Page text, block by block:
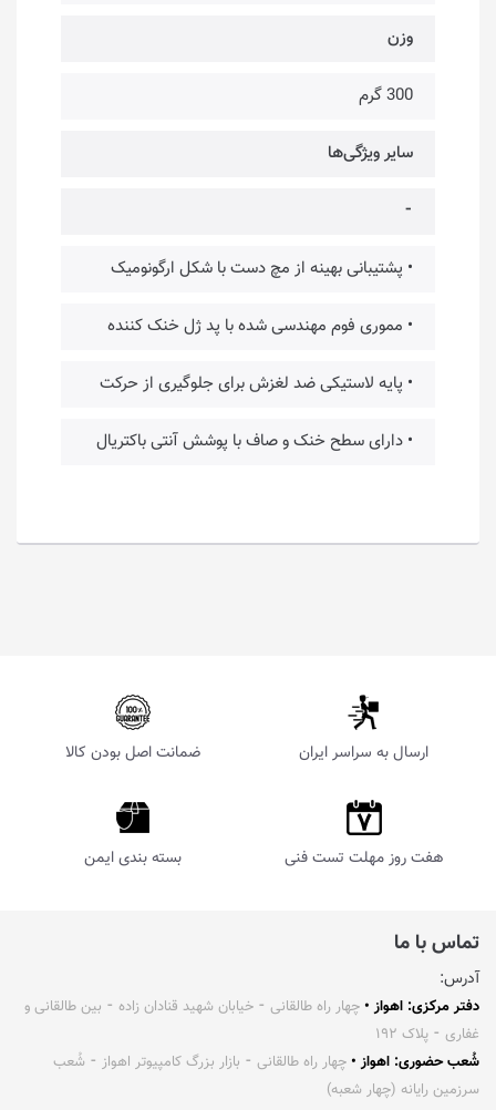
وزن
300 گرم
سایر ویژگی‌ها
⁃
• پشتیبانی بهینه از مچ دست با شکل ارگونومیک
• مموری فوم مهندسی شده با پد ژل خنک کننده
• پایه لاستیکی ضد لغزش برای جلوگیری از حرکت
• دارای سطح خنک و صاف با پوشش آنتی باکتریال
ارسال به سراسر ایران ضمانت اصل بودن کالا
هفت روز مهلت تست فنی بسته بندی ایمن
تماس با ما
آدرس:
دفتر مرکزی: اهواز • چهار راه طالقانی ⁃ خیابان شهید قنادان زاده ⁃ بین طالقانی و
غفاری ⁃ پلاک ۱۹۲
شُعب حضوری: اهواز • چهار راه طالقانی ⁃ بازار بزرگ کامپیوتر اهواز ⁃ شُعب
سرزمین رایانه (چهار شعبه)